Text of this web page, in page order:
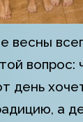
весны
вопрос:
день
а